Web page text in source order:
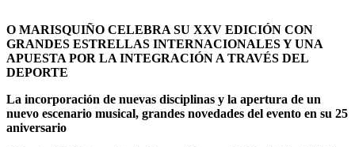
O MARISQUIÑO CELEBRA SU XXV EDICIÓN CON
GRANDES ESTRELLAS INTERNACIONALES Y UNA
APUESTA POR LA INTEGRACIÓN A TRAVÉS DEL
DEPORTE
La incorporación de nuevas disciplinas y la apertura de un
nuevo escenario musical, grandes novedades del evento en su 25
aniversario